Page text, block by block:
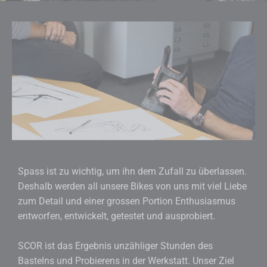
Spass ist zu wichtig, um ihn dem Zufall zu überlassen.
Deshalb werden all unsere Bikes von uns mit viel Liebe
zum Detail und einer grossen Portion Enthusiasmus
entworfen, entwickelt, getestet und ausprobiert.
SCOR ist das Ergebnis unzähliger Stunden des
Bastelns und Probierens in der Werkstatt. Unser Ziel